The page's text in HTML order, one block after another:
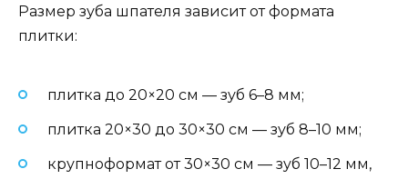
Размер зуба шпателя зависит от формата
плитки:
плитка до 20×20 см — зуб 6–8 мм;
плитка 20×30 до 30×30 см — зуб 8–10 мм;
крупноформат от 30×30 см — зуб 10–12 мм,